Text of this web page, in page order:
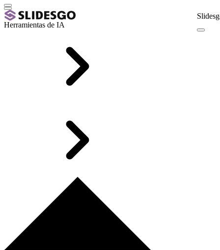
Herramientas de IA